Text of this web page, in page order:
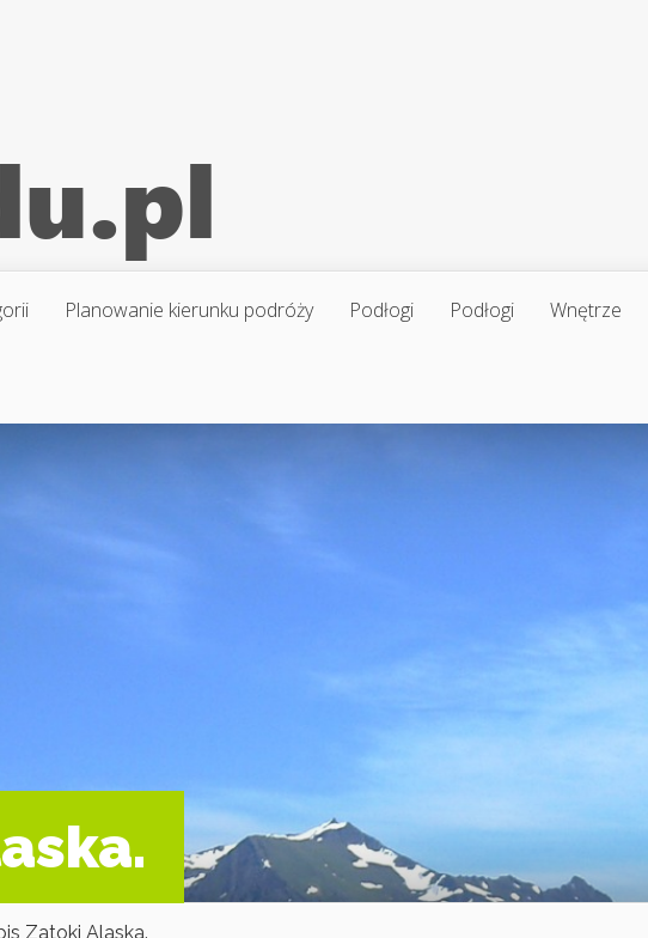
Planowanie kierunku podróży Podłogi Podłogi Wnętrze
Zatoki Alaska.